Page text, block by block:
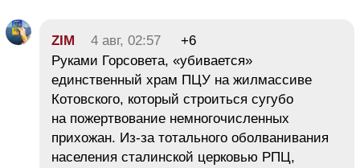
ZIM 4 авг, 02:57
+6
Руками Горсовета, «убивается»
единственный храм ПЦУ на жилмассиве
Котовского, который строиться сугубо
на пожертвование немногочисленных
прихожан. Из-за тотального оболванивания
населения сталинской церковью РПЦ,